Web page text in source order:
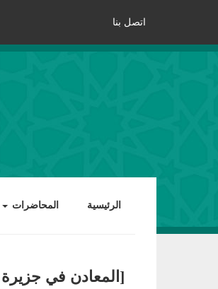
اتصل بنا
الرئيسية المحاضرات
[المعادن في جزيرة